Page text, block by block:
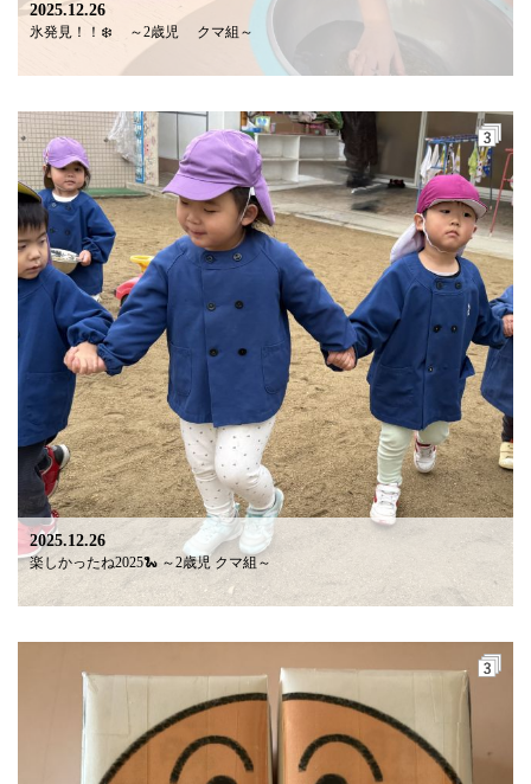
2025.12.26
氷発見！！❄️ ～2歳児 クマ組～
2025.12.26
楽しかったね2025🐍 ～2歳児 クマ組～